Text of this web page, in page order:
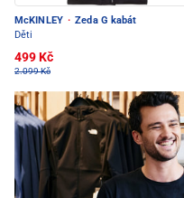
McKINLEY · Zeda G kabát
Děti
499 Kč
2.099 Kč